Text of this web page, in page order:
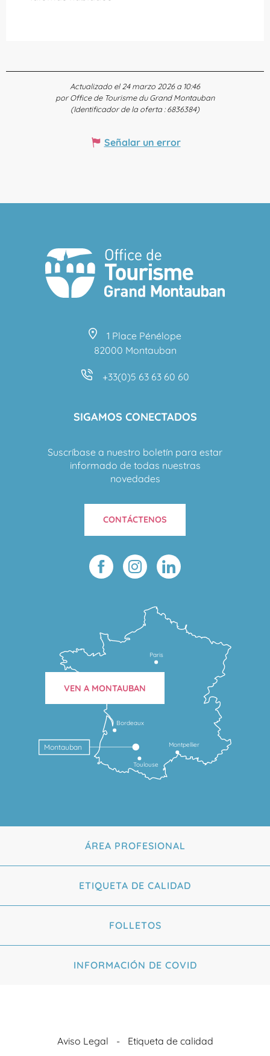
Actualizado el 24 marzo 2026 a 10:46
por Office de Tourisme du Grand Montauban
(Identificador de la oferta :6836384)
Señalar un error
1 Place Pénélope
82000 Montauban
+33(0)5 63 63 60 60
SIGAMOS CONECTADOS
Suscríbase a nuestro boletín para estar
informado de todas nuestras
novedades
CONTÁCTENOS
Toulouse
Montpellier
Bordeaux
Montauban
Paris
VEN A MONTAUBAN
ÁREA PROFESIONAL
ETIQUETA DE CALIDAD
FOLLETOS
INFORMACIÓN DE COVID
Aviso Legal Etiqueta de calidad